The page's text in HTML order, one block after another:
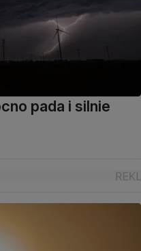
pada i silnie